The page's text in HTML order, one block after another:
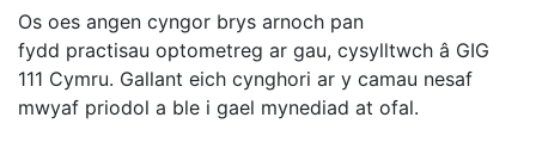
Os oes angen cyngor brys arnoch pan
fydd practisau optometreg ar gau, cysylltwch â GIG
111 Cymru. Gallant eich cynghori ar y camau nesaf
mwyaf priodol a ble i gael mynediad at ofal.